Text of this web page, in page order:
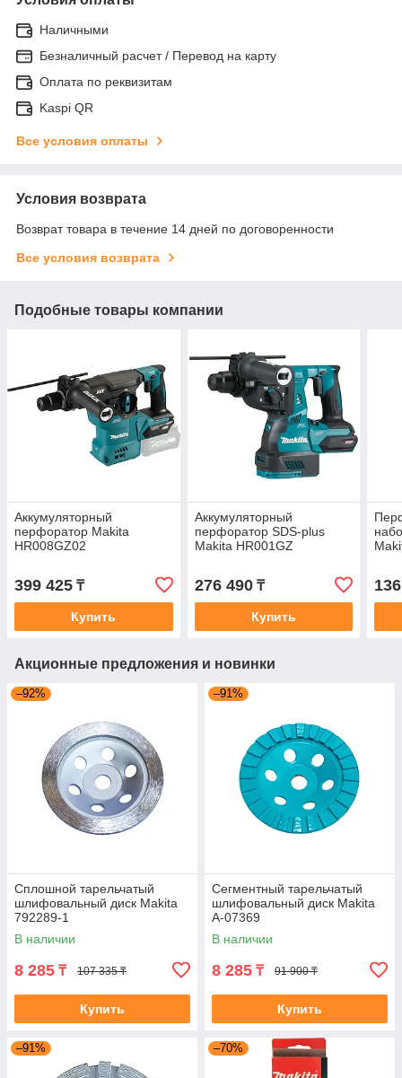
Наличными
Безналичный расчет / Перевод на карту
Оплата по реквизитам
Kaspi QR
Все условия оплаты
Условия возврата
Возврат товара в течение 14 дней по договоренности
Все условия возврата
Подобные товары компании
Аккумуляторный
перфоратор Makita
HR008GZ02
399 425 ₸
Купить
Аккумуляторный
перфоратор SDS-plus
Makita HR001GZ
276 490₸
Купить
Акционные предложения и новинки
–92%
Сплошной тарельчатый
шлифовальный диск Makita
792289-1
В наличии
8 285 ₸ 107 335 ₸
Купить
–91%
Сегментный тарельчатый
шлифовальный диск Makita
A-07369
В наличии
8 285 ₸ 91 900 ₸
Купить
–91% –70%